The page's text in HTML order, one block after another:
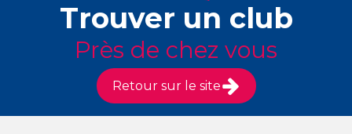
Trouver un club
Près de chez vous
Retour sur le site